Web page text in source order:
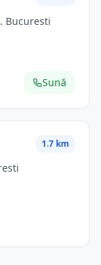
Bucuresti
Sună
1.7 km